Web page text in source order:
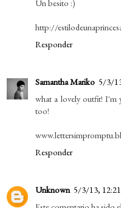
Un besito :)
http://
Responder
Samantha Mariko 5/3/
what a lovely outfit! I'm
too!
Responder
Unknown 5/3/13, 12:21